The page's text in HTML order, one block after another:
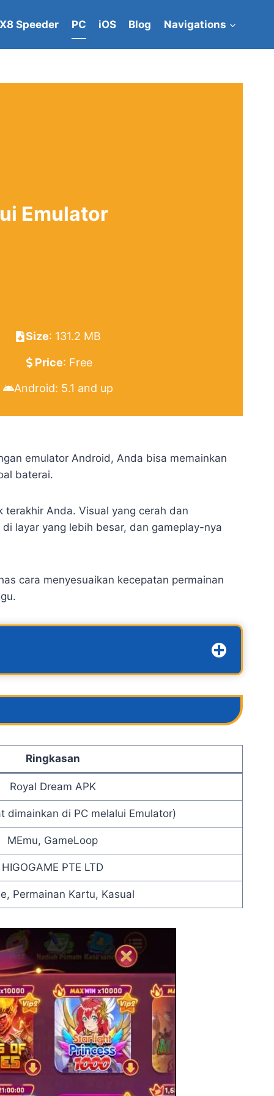
Speeder PC iOS Blog Navigations
Emulator
Size: 131.2 MB
Price: Free
Android: 5.1 and up
emulator Android, Anda bisa memainkan
baterai.
Anda. Visual yang cerah dan
layar yang lebih besar, dan gameplay-nya
cara menyesuaikan kecepatan permainan
Ringkasan
Royal Dream APK
dimainkan di PC melalui Emulator)
MEmu, GameLoop
HIGOGAME PTE LTD
Permainan Kartu, Kasual